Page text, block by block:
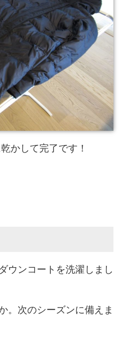
かして完了です！
ウンコートを洗濯しまし
。次のシーズンに備えま